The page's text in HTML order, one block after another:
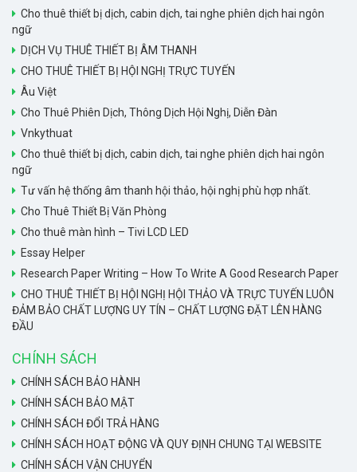
Cho thuê thiết bị dịch, cabin dịch, tai nghe phiên dịch hai ngôn
ngữ
DỊCH VỤ THUÊ THIẾT BỊ ÂM THANH
CHO THUÊ THIẾT BỊ HỘI NGHỊ TRỰC TUYẾN
Âu Việt
Cho Thuê Phiên Dịch, Thông Dịch Hội Nghị, Diễn Đàn
Vnkythuat
Cho thuê thiết bị dịch, cabin dịch, tai nghe phiên dịch hai ngôn
ngữ
Tư vấn hệ thống âm thanh hội thảo, hội nghị phù hợp nhất.
Cho Thuê Thiết Bị Văn Phòng
Cho thuê màn hình – Tivi LCD LED
Essay Helper
Research Paper Writing – How To Write A Good Research Paper
CHO THUÊ THIẾT BỊ HỘI NGHỊ HỘI THẢO VÀ TRỰC TUYẾN LUÔN
ĐẢM BẢO CHẤT LƯỢNG UY TÍN – CHẤT LƯỢNG ĐẶT LÊN HÀNG
ĐẦU
CHÍNH SÁCH
CHÍNH SÁCH BẢO HÀNH
CHÍNH SÁCH BẢO MẬT
CHÍNH SÁCH ĐỔI TRẢ HÀNG
CHÍNH SÁCH HOẠT ĐỘNG VÀ QUY ĐỊNH CHUNG TẠI WEBSITE
CHÍNH SÁCH VẬN CHUYỂN